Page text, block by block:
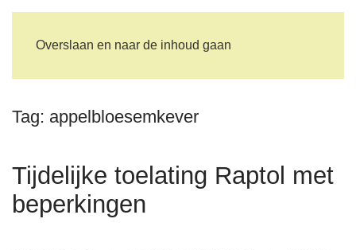
Overslaan en naar de inhoud gaan
Tag: appelbloesemkever
Tijdelijke toelating Raptol met
beperkingen